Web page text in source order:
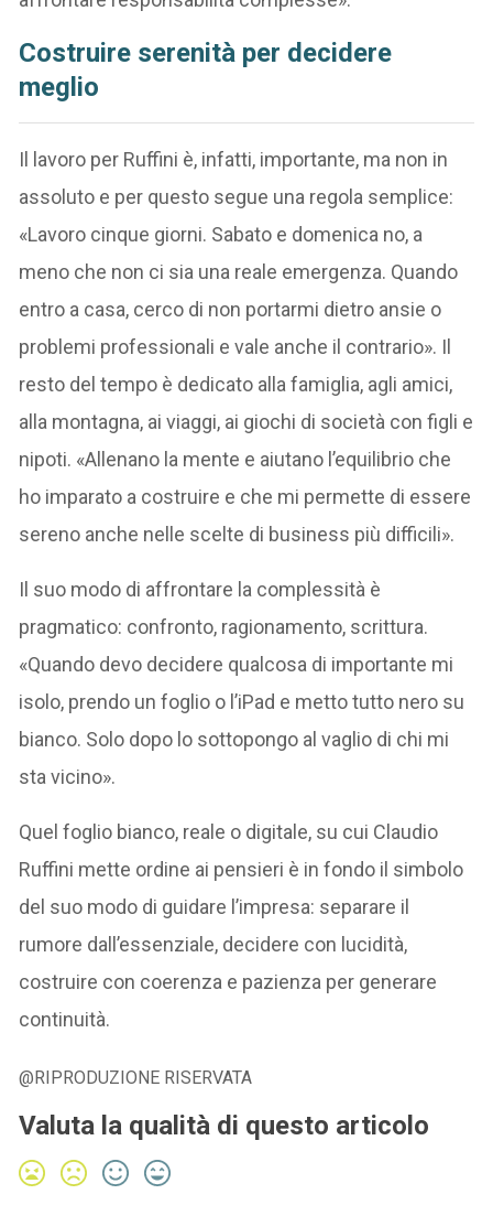
Costruire serenità per decidere
meglio
Il lavoro per Ruffini è, infatti, importante, ma non in
assoluto e per questo segue una regola semplice:
«Lavoro cinque giorni. Sabato e domenica no, a
meno che non ci sia una reale emergenza. Quando
entro a casa, cerco di non portarmi dietro ansie o
problemi professionali e vale anche il contrario». Il
resto del tempo è dedicato alla famiglia, agli amici,
alla montagna, ai viaggi, ai giochi di società con figli e
nipoti. «Allenano la mente e aiutano l’equilibrio che
ho imparato a costruire e che mi permette di essere
sereno anche nelle scelte di business più difficili».
Il suo modo di affrontare la complessità è
pragmatico: confronto, ragionamento, scrittura.
«Quando devo decidere qualcosa di importante mi
isolo, prendo un foglio o l’iPad e metto tutto nero su
bianco. Solo dopo lo sottopongo al vaglio di chi mi
sta vicino».
Quel foglio bianco, reale o digitale, su cui Claudio
Ruffini mette ordine ai pensieri è in fondo il simbolo
del suo modo di guidare l’impresa: separare il
rumore dall’essenziale, decidere con lucidità,
costruire con coerenza e pazienza per generare
continuità.
@RIPRODUZIONE RISERVATA
Valuta la qualità di questo articolo